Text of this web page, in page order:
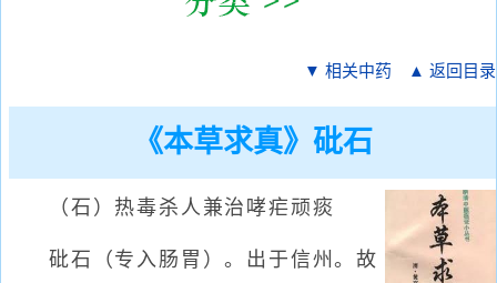
▼ 相关中药 ▲ 返回目录
《本草求真》砒石
（石）热毒杀人兼治哮疟顽痰
砒石（专入肠胃）。出于信州。故